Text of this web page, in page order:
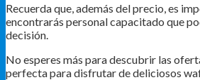
Recuerda que, además del precio, es
encontrarás personal capacitado que
decisión.
No esperes más para descubrir las
perfecta para disfrutar de deliciosos